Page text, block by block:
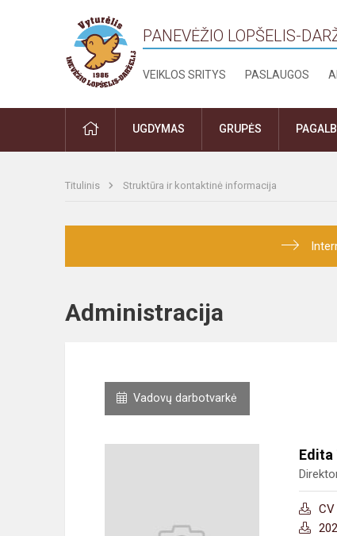
PANEVĖŽIO LOPŠELIS-
VEIKLOS SRITYS PASLAUGOS
PRADŽIAUGDYMAS GRUPĖS
Titulinis Struktūra ir kontaktinė informacija
Administracija
Vadovų darbotvarkė
Edita
CV